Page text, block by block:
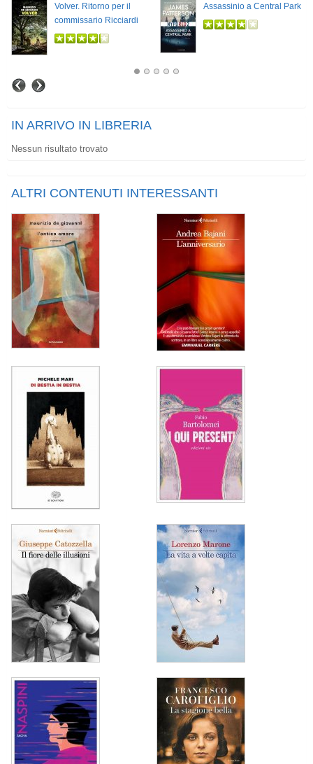
Volver. Ritorno per il
commissario Ricciardi
Assassinio a Central Park
IN ARRIVO IN LIBRERIA
Nessun risultato trovato
ALTRI CONTENUTI INTERESSANTI